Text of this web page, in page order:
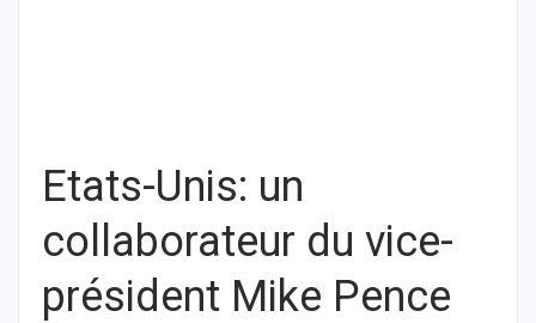
Etats-Unis: un
collaborateur du vice-
président Mike Pence